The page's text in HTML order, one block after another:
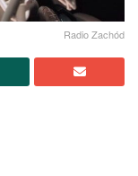
Radio Zachód